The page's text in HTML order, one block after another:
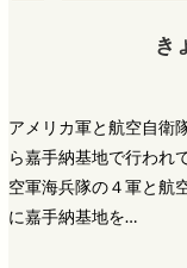
き
アメリカ軍と航空自衛
ら嘉手納基地で行われ
空軍海兵隊の４軍と航
に嘉手納基地を…